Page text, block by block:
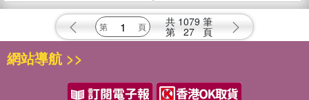
共 1079 筆
第 27 頁
網站導航 >>